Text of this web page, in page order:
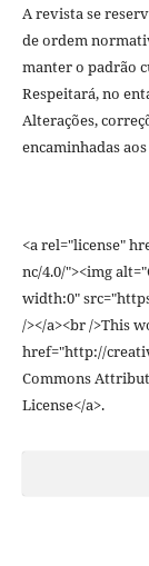
A revista se
de ordem
manter o padrão
Respeitará, no
Alterações,
encaminhadas
<a rel="license"
nc/4.0/"><img
width:0"
/></a><br />This
href="http://
Commons
License</a>.